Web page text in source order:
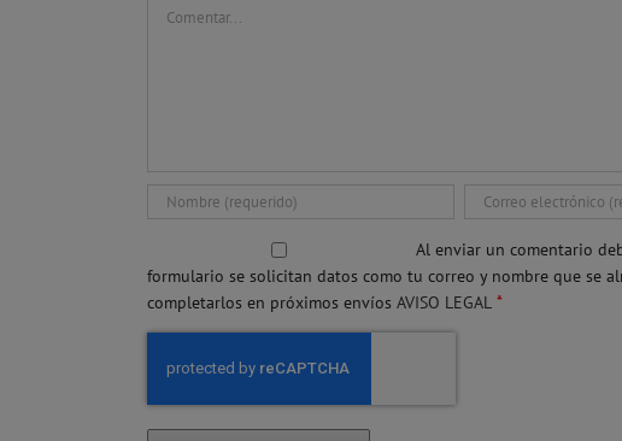
Al enviar un comentario
formulario se solicitan datos como tu correo y nombre que se
completarlos en próximos envíos AVISO LEGAL *